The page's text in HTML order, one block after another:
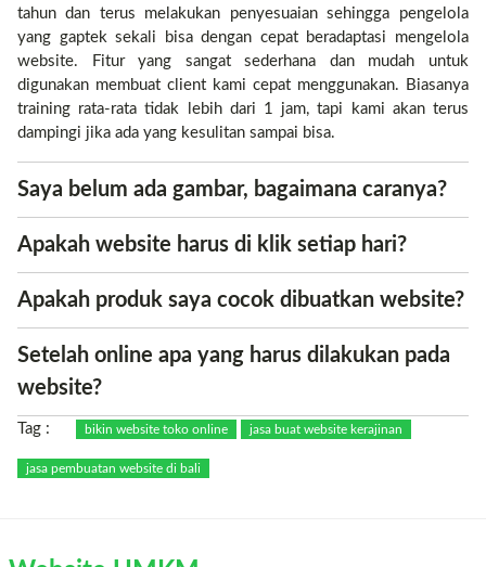
tahun dan terus melakukan penyesuaian sehingga pengelola
yang gaptek sekali bisa dengan cepat beradaptasi mengelola
website. Fitur yang sangat sederhana dan mudah untuk
digunakan membuat client kami cepat menggunakan. Biasanya
training rata-rata tidak lebih dari 1 jam, tapi kami akan terus
dampingi jika ada yang kesulitan sampai bisa.
Saya belum ada gambar, bagaimana caranya?
Apakah website harus di klik setiap hari?
Apakah produk saya cocok dibuatkan website?
Setelah online apa yang harus dilakukan pada
website?
Tag : bikin website toko online jasa buat website kerajinan
jasa pembuatan website di bali